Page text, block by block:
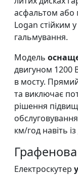
асфальтом або
Logan стійким
гальмування.
Модель
двигуном 1200
в мосту. Прямий
та виключає
рішення
км/год навіть
Електроскутер